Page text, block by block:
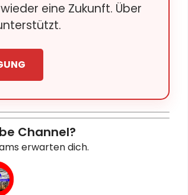
wieder eine Zukunft. Über
Channel?
erwarten dich.